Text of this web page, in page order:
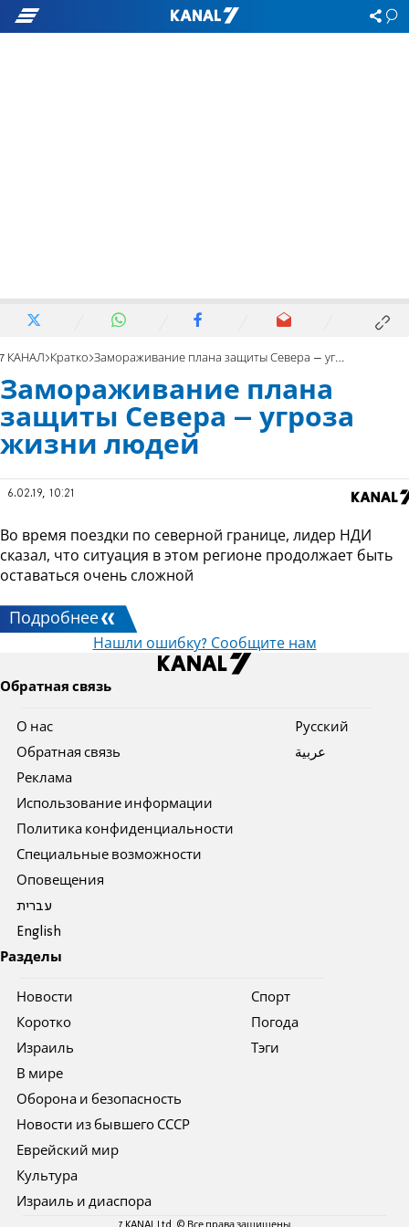
7 КАНАЛ Кратко Замораживание плана защиты Севера – угроза жизни людей
Замораживание плана
защиты Севера – угроза
жизни людей
6.02.19, 10:21
Во время поездки по северной границе, лидер НДИ
сказал, что ситуация в этом регионе продолжает быть
оставаться очень сложной
Подробнее
Нашли ошибку? Сообщите нам
Обратная связь
О нас
Обратная связь
Реклама
Использование информации
Политика конфиденциальности
Специальные возможности
Оповещения
עברית
English
Pусский
عربية
Разделы
Новости
Коротко
Израиль
В мире
Оборона и безопасность
Новости из бывшего СССР
Еврейский мир
Культура
Израиль и диаспора
Спорт
Погода
Тэги